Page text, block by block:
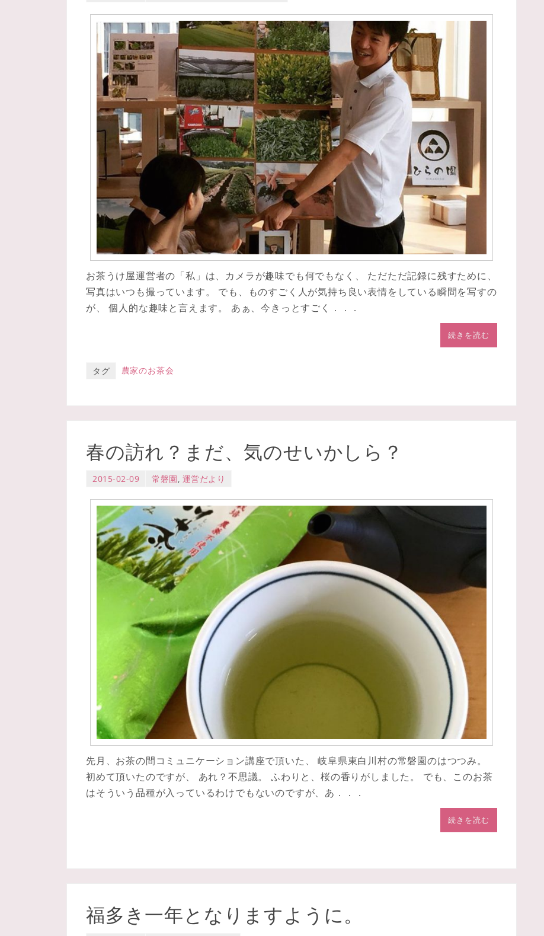
お茶うけ屋運営者の「私」は、カメラが趣味でも何でもなく、 ただただ記録に残すために、
写真はいつも撮っています。 でも、ものすごく人が気持ち良い表情をしている瞬間を写すの
が、 個人的な趣味と言えます。 あぁ、今きっとすごく．．．
続きを読む
タグ 農家のお茶会
春の訪れ？まだ、気のせいかしら？
2015-02-09 常磐園, 運営だより
先月、お茶の間コミュニケーション講座で頂いた、 岐阜県東白川村の常磐園のはつつみ。
初めて頂いたのですが、 あれ？不思議。 ふわりと、桜の香りがしました。 でも、このお茶
はそういう品種が入っているわけでもないのですが、あ．．．
続きを読む
福多き一年となりますように。